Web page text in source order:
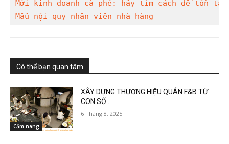
Mới kinh doanh cà phê: hãy tìm cách để tồn
Mẫu nội quy nhân viên nhà hàng
Có thể bạn quan tâm
Cẩm nang
XÂY DỰNG THƯƠNG HIỆU QUÁN F&B TỪ
CON SỐ...
6 Tháng 8, 2025